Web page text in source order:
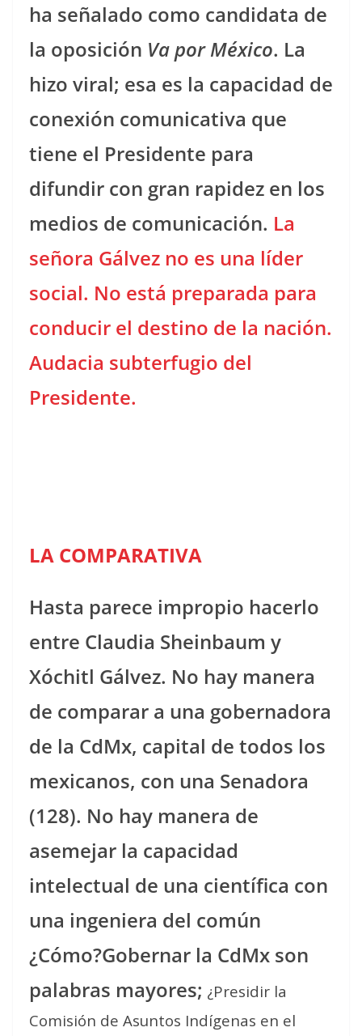
ha señalado como candidata de
la oposición Va por México. La
hizo viral; esa es la capacidad de
conexión comunicativa que
tiene el Presidente para
difundir con gran rapidez en los
medios de comunicación. La
señora Gálvez no es una líder
social. No está preparada para
conducir el destino de la nación.
Audacia subterfugio del
Presidente.
LA COMPARATIVA
Hasta parece impropio hacerlo
entre Claudia Sheinbaum y
Xóchitl Gálvez. No hay manera
de comparar a una gobernadora
de la CdMx, capital de todos los
mexicanos, con una Senadora
(128). No hay manera de
asemejar la capacidad
intelectual de una científica con
una ingeniera del común
¿Cómo?Gobernar la CdMx son
palabras mayores; ¿Presidir la
Comisión de Asuntos Indígenas en el